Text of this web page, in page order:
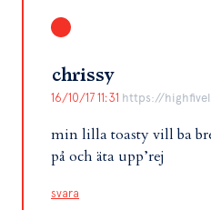
chrissy
16/10/17 11:31 https://
min lilla toasty vill ba
på och äta upp’rej
svara